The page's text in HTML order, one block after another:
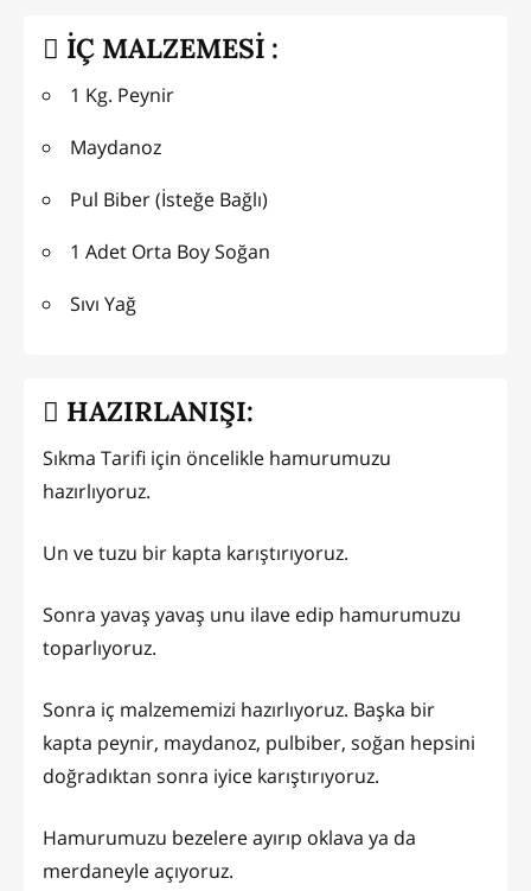
İÇ MALZEMESİ :
1 Kg. Peynir
Maydanoz
Pul Biber (İsteğe Bağlı)
1 Adet Orta Boy Soğan
Sıvı Yağ
HAZIRLANIŞI:
Sıkma Tarifi için öncelikle hamurumuzu
hazırlıyoruz.
Un ve tuzu bir kapta karıştırıyoruz.
Sonra yavaş yavaş unu ilave edip hamurumuzu
toparlıyoruz.
Sonra iç malzememizi hazırlıyoruz. Başka bir
kapta peynir, maydanoz, pulbiber, soğan hepsini
doğradıktan sonra iyice karıştırıyoruz.
Hamurumuzu bezelere ayırıp oklava ya da
merdaneyle açıyoruz.